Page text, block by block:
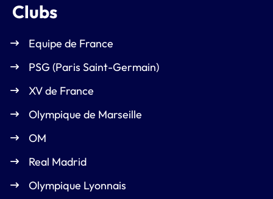
Clubs
Equipe de France
PSG (Paris Saint-Germain)
XV de France
Olympique de Marseille
OM
Real Madrid
Olympique Lyonnais